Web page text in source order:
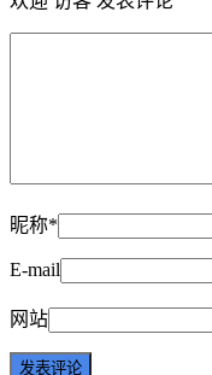
昵称*
E-mail
网站